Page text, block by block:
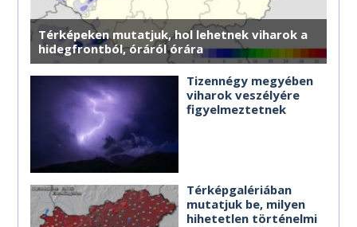
Térképeken mutatjuk, hol lehetnek viharok a
hidegfrontból, óráról órára
Tizennégy megyében
viharok veszélyére
figyelmeztetnek
Térképgalériában
mutatjuk be, milyen
hihetetlen történelmi